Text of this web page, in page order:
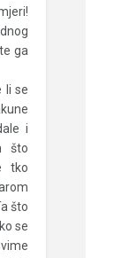
ga
li se
i
što
tko
što
se